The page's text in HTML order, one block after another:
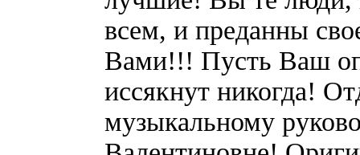
всем, и преданны
Вами!!! Пусть Ваш
иссякнут никогда!
музыкальному